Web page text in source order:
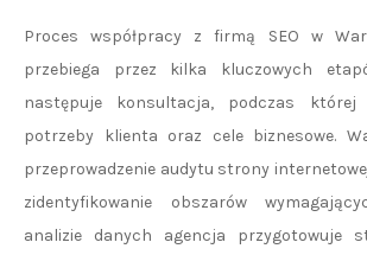
Proces współpracy z firmą SEO w
przebiega przez kilka kluczowych
następuje konsultacja, podczas której
potrzeby klienta oraz cele biznesowe.
przeprowadzenie audytu strony
zidentyfikowanie obszarów
analizie danych agencja przygotowuje